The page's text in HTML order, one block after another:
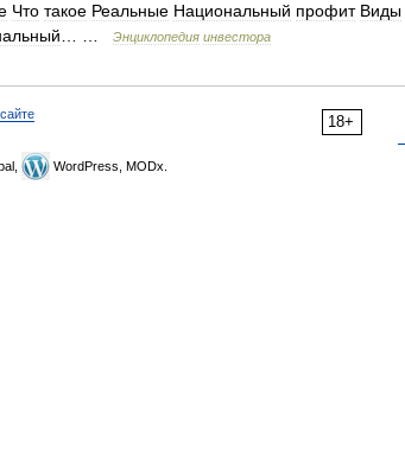
Что такое Реальные Национальный профит Виды
Энциклопедия инвестора
18+
WordPress, MODx.